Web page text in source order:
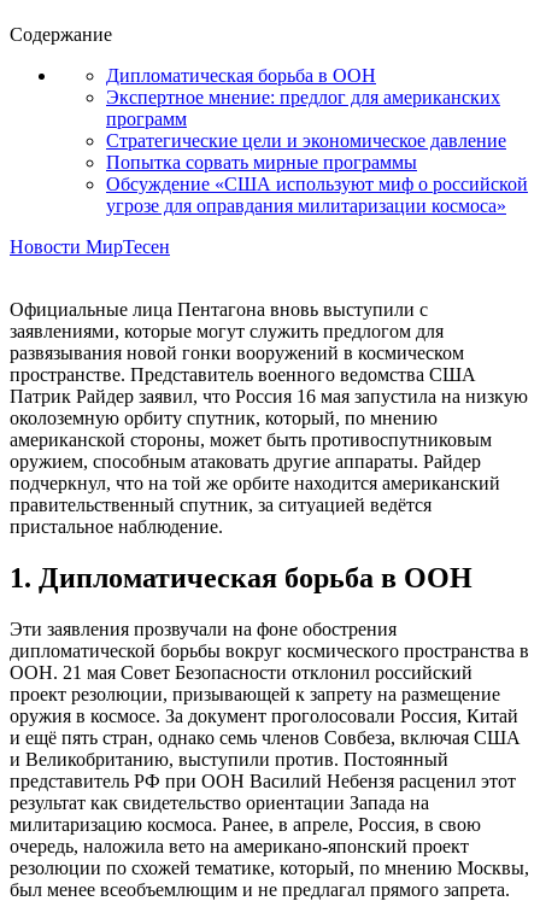
Содержание
Дипломатическая борьба в ООН
Экспертное мнение: предлог для американских
программ
Стратегические цели и экономическое давление
Попытка сорвать мирные программы
Обсуждение «США используют миф о российской
угрозе для оправдания милитаризации космоса»
Новости МирТесен
Официальные лица Пентагона вновь выступили с
заявлениями, которые могут служить предлогом для
развязывания новой гонки вооружений в космическом
пространстве. Представитель военного ведомства США
Патрик Райдер заявил, что Россия 16 мая запустила на низкую
околоземную орбиту спутник, который, по мнению
американской стороны, может быть противоспутниковым
оружием, способным атаковать другие аппараты. Райдер
подчеркнул, что на той же орбите находится американский
правительственный спутник, за ситуацией ведётся
пристальное наблюдение.
1. Дипломатическая борьба в ООН
Эти заявления прозвучали на фоне обострения
дипломатической борьбы вокруг космического пространства в
ООН. 21 мая Совет Безопасности отклонил российский
проект резолюции, призывающей к запрету на размещение
оружия в космосе. За документ проголосовали Россия, Китай
и ещё пять стран, однако семь членов Совбеза, включая США
и Великобританию, выступили против. Постоянный
представитель РФ при ООН Василий Небензя расценил этот
результат как свидетельство ориентации Запада на
милитаризацию космоса. Ранее, в апреле, Россия, в свою
очередь, наложила вето на американо-японский проект
резолюции по схожей тематике, который, по мнению Москвы,
был менее всеобъемлющим и не предлагал прямого запрета.